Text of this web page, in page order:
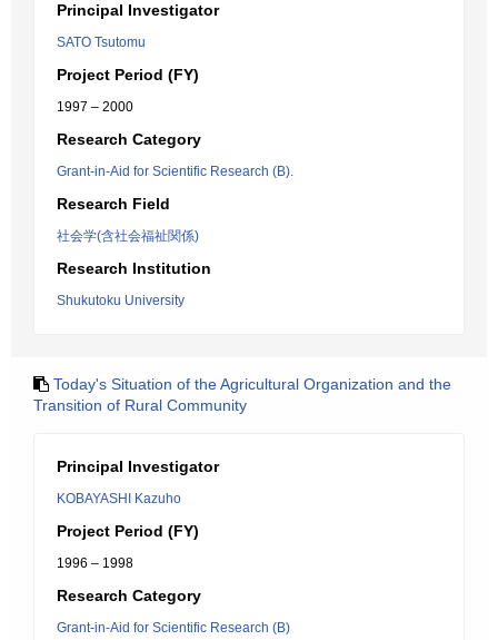
Principal Investigator
SATO Tsutomu
Project Period (FY)
1997 – 2000
Research Category
Grant-in-Aid for Scientific Research (B).
Research Field
社会学(含社会福祉関係)
Research Institution
Shukutoku University
Today's Situation of the Agricultural Organization and the
Transition of Rural Community
Principal Investigator
KOBAYASHI Kazuho
Project Period (FY)
1996 – 1998
Research Category
Grant-in-Aid for Scientific Research (B)